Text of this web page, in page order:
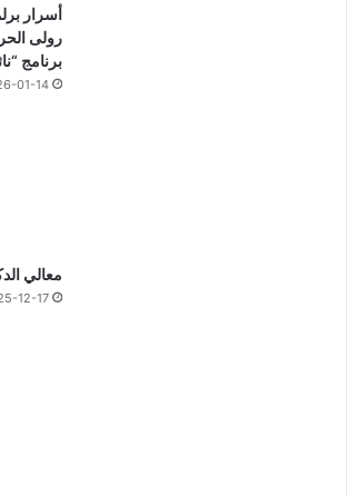
أسرار
رولى
برنامج
01-14
معالي
12-17